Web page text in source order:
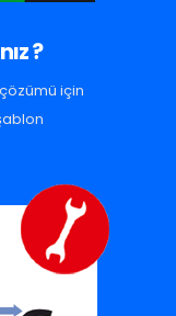
?
için